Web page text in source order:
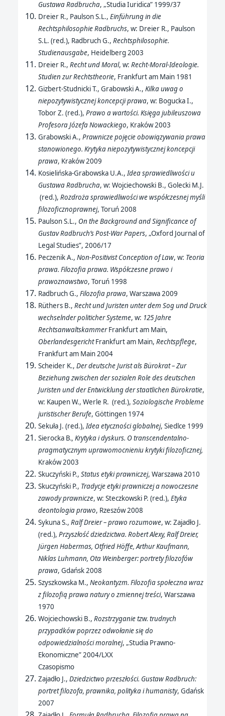
Gustawa Radbrucha, „Studia Iuridica” 1999/37
Dreier R., Paulson S.L., Einführung in die
Rechtsphilosophie Radbruchs, w: Dreier R., Paulson
S.L. (red.), Radbruch G., Rechtsphilosophie.
Studienausgabe, Heidelberg 2003
Dreier R., Recht und Moral, w: Recht-Moral-Ideologie.
Studien zur Rechtstheorie, Frankfurt am Main 1981
Gizbert-Studnicki T., Grabowski A., Kilka uwag o
niepozytywistycznej koncepcji prawa, w: Bogucka I.,
Tobor Z. (red.), Prawo a wartości. Księga jubileuszowa
Profesora Józefa Nowackiego, Kraków 2003
Grabowski A., Prawnicze pojęcie obowiązywania prawa
stanowionego. Krytyka niepozytywistycznej koncepcji
prawa, Kraków 2009
Kosielińska-Grabowska U.A.,Idea sprawiedliwości u
Gustawa Radbrucha, w: Wojciechowski B., Golecki M.J.
(red.), Rozdroża sprawiedliwości we współczesnej myśli
filozoficznoprawnej, Toruń 2008
Paulson S.L., On the Background and Significance of
Gustav Radbruch’s Post-War Papers, „Oxford Journal of
Legal Studies”, 2006/17
Peczenik A., Non-Positivist Conception of Law, w: Teoria
prawa. Filozofia prawa. Współczesne prawo i
prawoznawstwo, Toruń 1998
Radbruch G., Filozofia prawa, Warszawa 2009
Rüthers B., Recht und Juristen unter dem Sog und Druck
wechselnder politicher Systeme, w: 125 Jahre
RechtsanwaltskammerFrankfurt am Main,
OberlandesgerichtFrankfurt am Main, Rechtspflege,
Frankfurt am Main 2004
Scheider K., Der deutsche Jurist als Bürokrat – Zur
Beziehung zwischen der sozialen Role des deutschen
Juristen und der Entwicklung der staatlichen Bürokratie,
w: Kaupen W., Werle R. (red.), Soziologische Probleme
juristischer Berufe, Göttingen 1974
Sekuła J. (red.),Idea etyczności globalnej, Siedlce 1999
Sierocka B., Krytyka i dyskurs. O transcendentalno-
pragmatycznym uprawomocnieniu krytyki filozoficznej,
Kraków 2003
Skuczyński P., Status etyki prawniczej, Warszawa 2010
Skuczyński P., Tradycje etyki prawniczej a nowoczesne
zawody prawnicze, w: Steczkowski P. (red.), Etyka
deontologia prawo, Rzeszów 2008
Sykuna S., Ralf Dreier – prawo rozumowe, w: Zajadło J.
(red.), Przyszłość dziedzictwa. Robert Alexy, Ralf Dreier,
Jürgen Habermas, Otfried Höffe, Arthur Kaufmann,
Niklas Luhmann, Ota Weinberger: portrety filozofów
prawa, Gdańsk 2008
Szyszkowska M., Neokantyzm. Filozofia społeczna wraz
z filozofią prawa natury o zmiennej treści, Warszawa
1970
Wojciechowski B., Rozstrzyganie tzw. trudnych
przypadków poprzez odwołanie się do
odpowiedzialności moralnej, „Studia Prawno-
Ekonomiczne” 2004/LXX
Czasopismo
Zajadło J., Dziedzictwo przeszłości. Gustaw Radbruch:
portret filozofa, prawnika, polityka i humanisty, Gdańsk
2007